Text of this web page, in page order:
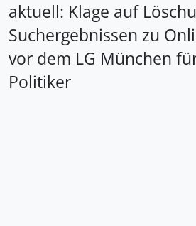
aktuell: Klage auf
Suchergebnissen zu
vor dem LG München
Politiker